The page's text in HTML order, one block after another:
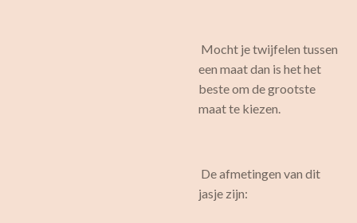
Mocht je twijfelen tussen
een maat dan is het het
beste om de grootste
maat te kiezen.
De afmetingen van dit
jasje zijn: